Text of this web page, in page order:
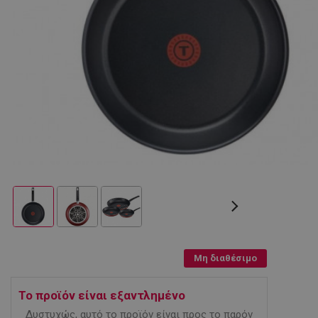
Μη διαθέσιμο
Το προϊόν είναι εξαντλημένο
Δυστυχώς, αυτό το προϊόν είναι προς το παρόν